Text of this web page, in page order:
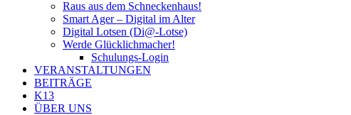
Raus aus dem Schneckenhaus!
Smart Ager – Digital im Alter
Digital Lotsen (Di@-Lotse)
Werde Glücklichmacher!
Schulungs-Login
VERANSTALTUNGEN
BEITRÄGE
K13
ÜBER UNS